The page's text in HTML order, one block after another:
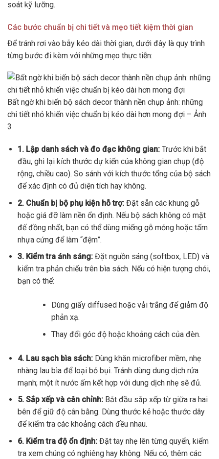
soát kỹ lưỡng.
Các bước chuẩn bị chi tiết và mẹo tiết kiệm thời gian
Để tránh rơi vào bẫy kéo dài thời gian, dưới đây là quy trình
từng bước đi kèm với những mẹo thực tiễn:
Bất ngờ khi biến bộ sách decor thành nền chụp ảnh: những
chi tiết nhỏ khiến việc chuẩn bị kéo dài hơn mong đợi – Ảnh
3
1. Lập danh sách và đo đạc không gian:Trước khi bắt
đầu, ghi lại kích thước dự kiến của không gian chụp (độ
rộng, chiều cao). So sánh với kích thước tổng của bộ sách
để xác định có đủ diện tích hay không.
2. Chuẩn bị bộ phụ kiện hỗ trợ:Đặt sẵn các khung gỗ
hoặc giá đỡ làm nền ổn định. Nếu bộ sách không có mặt
đế đồng nhất, bạn có thể dùng miếng gỗ mỏng hoặc tấm
nhựa cứng để làm “đệm”.
3. Kiểm tra ánh sáng:Đặt nguồn sáng (softbox, LED) và
kiểm tra phản chiếu trên bìa sách. Nếu có hiện tượng chói,
bạn có thể:
Dùng giấy diffused hoặc vải trắng để giảm độ
phản xạ.
Thay đổi góc độ hoặc khoảng cách của đèn.
4. Lau sạch bìa sách:Dùng khăn microfiber mềm, nhẹ
nhàng lau bìa để loại bỏ bụi. Tránh dùng dung dịch rửa
mạnh; một ít nước ấm kết hợp với dung dịch nhẹ sẽ đủ.
5. Sắp xếp và cân chỉnh:Bắt đầu sắp xếp từ giữa ra hai
bên để giữ độ cân bằng. Dùng thước kẻ hoặc thước dây
để kiểm tra các khoảng cách đều nhau.
6. Kiểm tra độ ổn định:Đặt tay nhẹ lên từng quyển, kiểm
tra xem chúng có nghiêng hay không. Nếu có, thêm các